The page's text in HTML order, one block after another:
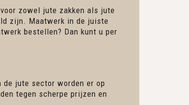
zowel jute zakken als jute
zijn. Maatwerk in de juiste
bestellen? Dan kunt u per
de jute sector worden er op
tegen scherpe prijzen en